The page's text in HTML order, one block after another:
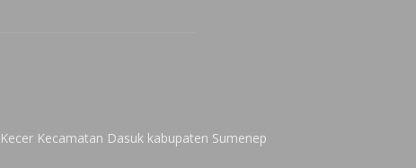
Kecamatan Dasuk kabupaten Sumenep